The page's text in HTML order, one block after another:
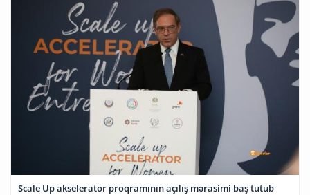
Scale Up akselerator proqramının açılış mərasimi baş tutub